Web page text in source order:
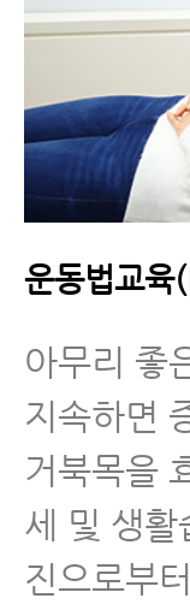
운동법교육(
아무리 좋
지속하면
거북목을
세 및 생
진으로부